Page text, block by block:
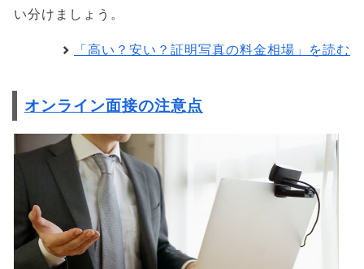
い分けましょう。
「高い？安い？証明写真の料金相場」を読む
オンライン面接の注意点